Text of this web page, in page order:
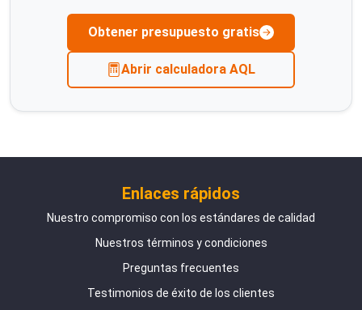
Obtener presupuesto gratis
Abrir calculadora AQL
Enlaces rápidos
Nuestro compromiso con los estándares de calidad
Nuestros términos y condiciones
Preguntas frecuentes
Testimonios de éxito de los clientes